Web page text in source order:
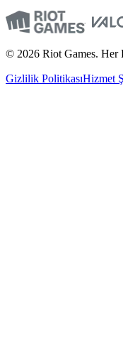
© 2026 Riot Games. Her
Gizlilik PolitikasıHizmet